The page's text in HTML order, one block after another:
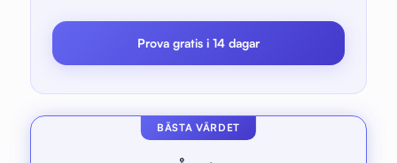
Prova gratis i 14 dagar
BÄSTA VÄRDET